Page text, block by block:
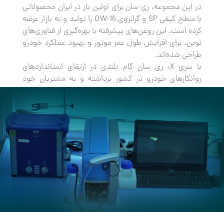
در این مجموعه، ری سان برای اولین بار در ایران محصولاتی
با سطح کیفی SP و گرانروی OW-16 را تولید و به بازار عرضه
کرده است. این روغن‌های پیشرفته با بهره‌گیری از فناوری‌های
نوین، برای افزایش طول عمر موتور و بهبود عملکرد خودرو
طراحی شده‌اند.
با سری X، ری سان گام بلندی در ارتقای استانداردهای
روانکارهای خودرو در کشور برداشته و به مشتریان خود